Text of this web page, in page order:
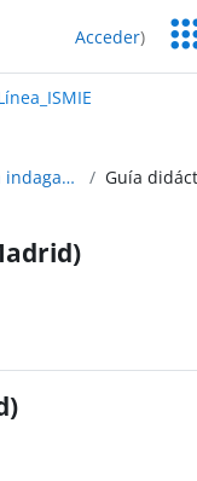
Acceder)
Con TEAM hay STEAM: La indagación en el desarrollo de proyectos